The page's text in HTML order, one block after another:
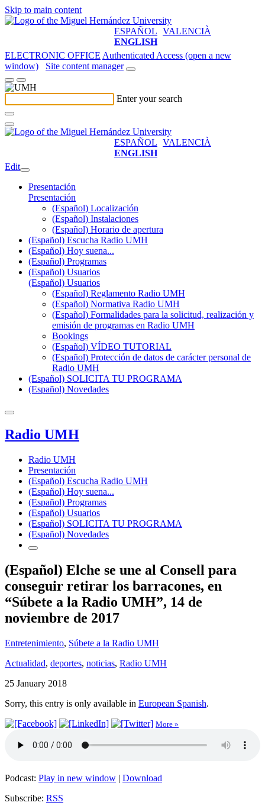
Skip to main content
ESPAÑOL VALENCIÀ
ENGLISH
ELECTRONIC OFFICE Authenticated Access (open a new
window)
Site content manager
Enter your search
ESPAÑOL VALENCIÀ
ENGLISH
Edit
Presentación
Presentación
(Español) Localización
(Español) Instalaciones
(Español) Horario de apertura
(Español) Escucha Radio UMH
(Español) Hoy suena...
(Español) Programas
(Español) Usuarios
(Español) Usuarios
(Español) Reglamento Radio UMH
(Español) Normativa Radio UMH
(Español) Formalidades para la solicitud, realización y
emisión de programas en Radio UMH
Bookings
(Español) VÍDEO TUTORIAL
(Español) Protección de datos de carácter personal de
Radio UMH
(Español) SOLICITA TU PROGRAMA
(Español) Novedades
Radio UMH
Radio UMH
Presentación
(Español) Escucha Radio UMH
(Español) Hoy suena...
(Español) Programas
(Español) Usuarios
(Español) SOLICITA TU PROGRAMA
(Español) Novedades
(Español) Elche se une al Consell para
conseguir retirar los barracones, en
“Súbete a la Radio UMH”, 14 de
noviembre de 2017
Entretenimiento, Súbete a la Radio UMH
Actualidad, deportes, noticias, Radio UMH
25 January 2018
Sorry, this entry is only available in European Spanish.
More »
Podcast: Play in new window | Download
Subscribe: RSS